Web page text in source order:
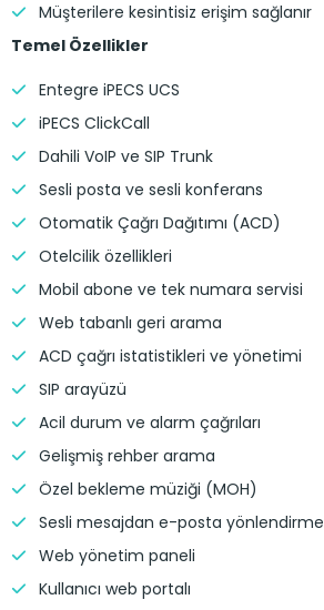
Müşterilere kesintisiz erişim sağlanır
Temel Özellikler
Entegre iPECS UCS
iPECS ClickCall
Dahili VoIP ve SIP Trunk
Sesli posta ve sesli konferans
Otomatik Çağrı Dağıtımı (ACD)
Otelcilik özellikleri
Mobil abone ve tek numara servisi
Web tabanlı geri arama
ACD çağrı istatistikleri ve yönetimi
SIP arayüzü
Acil durum ve alarm çağrıları
Gelişmiş rehber arama
Özel bekleme müziği (MOH)
Sesli mesajdan e-posta yönlendirme
Web yönetim paneli
Kullanıcı web portalı